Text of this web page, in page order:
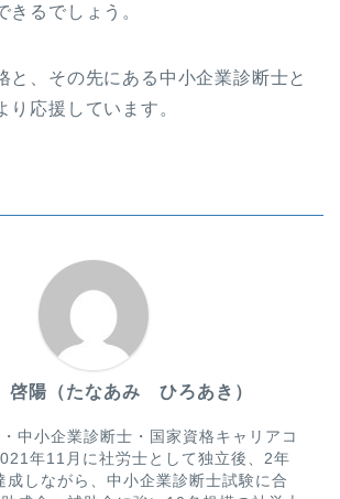
きるでしょう。
と、その先にある中小企業診断士と
り応援しています。
陽（たなあみ ひろあき）
中小企業診断士・国家資格キャリアコ
年11月に社労士として独立後、2年
成しながら、中小企業診断士試験に合